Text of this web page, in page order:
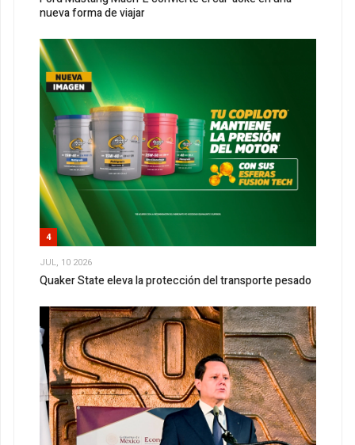
nueva forma de viajar
4
JUL, 10 2026
Quaker State eleva la protección del transporte pesado